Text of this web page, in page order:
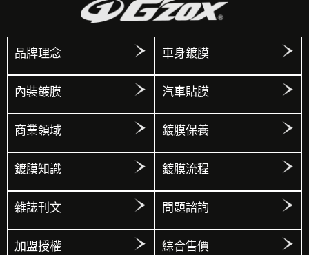
品牌理念 車身鍍膜
內裝鍍膜 汽車貼膜
商業領域 鍍膜保養
鍍膜知識 鍍膜流程
雜誌刊文 問題諮詢
加盟授權 綜合售價